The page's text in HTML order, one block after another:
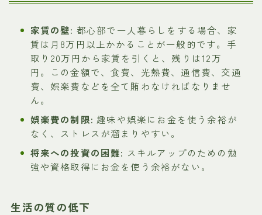
家賃の壁: 都心部で一人暮らしをする場合、家
賃は月8万円以上かかることが一般的です。手
取り20万円から家賃を引くと、残りは12万
円。この金額で、食費、光熱費、通信費、交通
費、娯楽費などを全て賄わなければなりませ
ん。
娯楽費の制限: 趣味や娯楽にお金を使う余裕が
なく、ストレスが溜まりやすい。
将来への投資の困難: スキルアップのための勉
強や資格取得にお金を使う余裕がない。
生活の質の低下